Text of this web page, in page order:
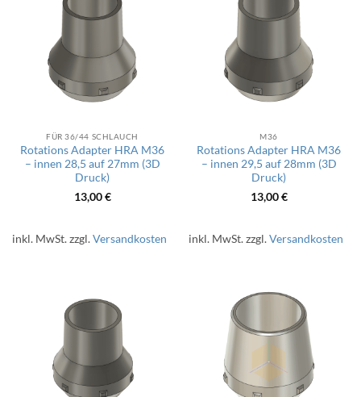
FÜR 36/44 SCHLAUCH
Rotations Adapter HRA M36
– innen 28,5 auf 27mm (3D
Druck)
13,00€
inkl. MwSt.zzgl.Versandkosten
M36
Rotations Adapter HRA M36
– innen 29,5 auf 28mm (3D
Druck)
13,00€
inkl. MwSt.zzgl.Versandkosten